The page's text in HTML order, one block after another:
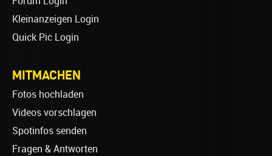
Kleinanzeigen Login
Quick Pic Login
MITMACHEN
Fotos hochladen
Videos vorschlagen
Spotinfos senden
Fragen & Antworten